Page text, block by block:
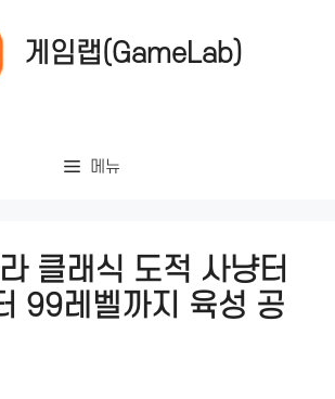
게임랩(GameLab)
메뉴
클래식 도적 사냥터
99레벨까지 육성 공